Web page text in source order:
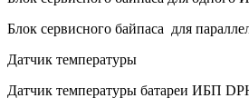
Блок сервисного байпаса для
Датчик температуры
Датчик температуры батареи ИБП